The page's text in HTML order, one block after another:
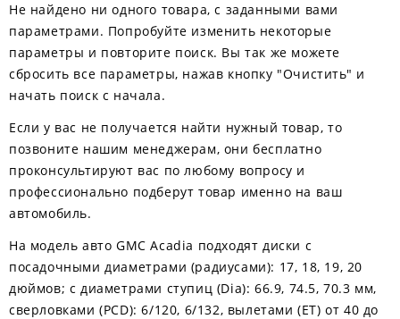
Не найдено ни одного товара, с заданными вами
параметрами. Попробуйте изменить некоторые
параметры и повторите поиск. Вы так же можете
сбросить все параметры, нажав кнопку "Очистить" и
начать поиск с начала.
Если у вас не получается найти нужный товар, то
позвоните нашим менеджерам, они бесплатно
проконсультируют вас по любому вопросу и
профессионально подберут товар именно на ваш
автомобиль.
На модель авто GMC Acadia подходят диски с
посадочными диаметрами (радиусами): 17, 18, 19, 20
дюймов; с диаметрами ступиц (Dia): 66.9, 74.5, 70.3 мм,
сверловками (PCD): 6/120, 6/132, вылетами (ЕТ) от 40 до